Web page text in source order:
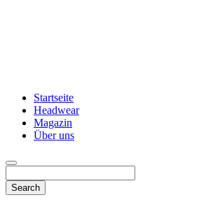
Startseite
Headwear
Magazin
Über uns